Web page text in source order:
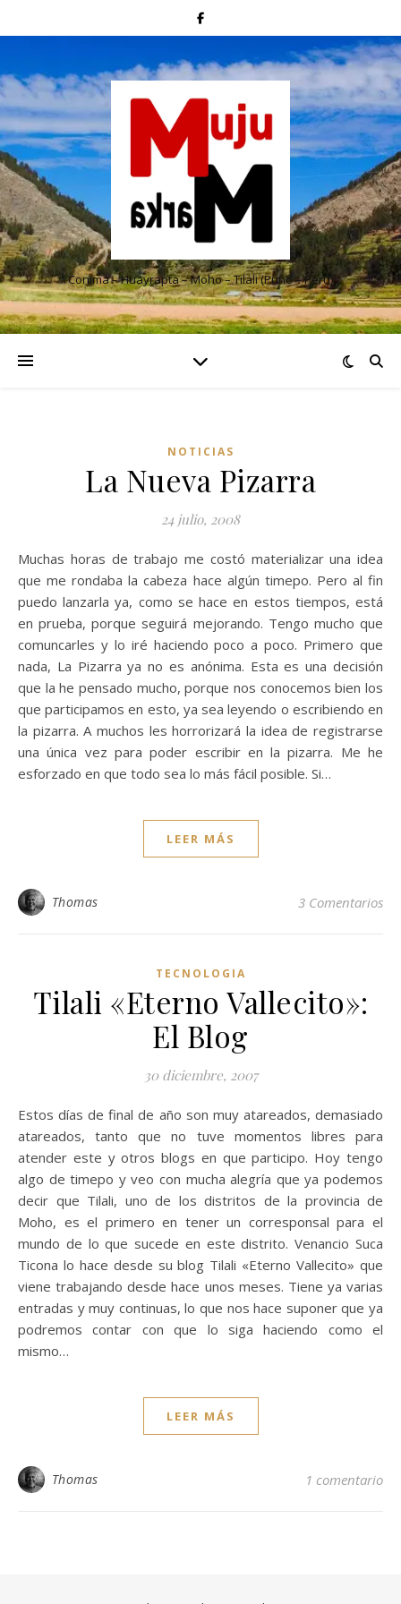
Conima – Huayrapta – Moho – Tilali (Puno – Perú)
NOTICIAS
La Nueva Pizarra
24 julio, 2008
Muchas horas de trabajo me costó materializar una idea
que me rondaba la cabeza hace algún timepo. Pero al fin
puedo lanzarla ya, como se hace en estos tiempos, está
en prueba, porque seguirá mejorando. Tengo mucho que
comuncarles y lo iré haciendo poco a poco. Primero que
nada, La Pizarra ya no es anónima. Esta es una decisión
que la he pensado mucho, porque nos conocemos bien los
que participamos en esto, ya sea leyendo o escribiendo en
la pizarra. A muchos les horrorizará la idea de registrarse
una única vez para poder escribir en la pizarra. Me he
esforzado en que todo sea lo más fácil posible. Si…
LEER MÁS
Thomas 3 Comentarios
TECNOLOGIA
Tilali «Eterno Vallecito»:
El Blog
30 diciembre, 2007
Estos días de final de año son muy atareados, demasiado
atareados, tanto que no tuve momentos libres para
atender este y otros blogs en que participo. Hoy tengo
algo de timepo y veo con mucha alegría que ya podemos
decir que Tilali, uno de los distritos de la provincia de
Moho, es el primero en tener un corresponsal para el
mundo de lo que sucede en este distrito. Venancio Suca
Ticona lo hace desde su blog Tilali «Eterno Vallecito» que
viene trabajando desde hace unos meses. Tiene ya varias
entradas y muy continuas, lo que nos hace suponer que ya
podremos contar con que lo siga haciendo como el
mismo…
LEER MÁS
Thomas 1 comentario